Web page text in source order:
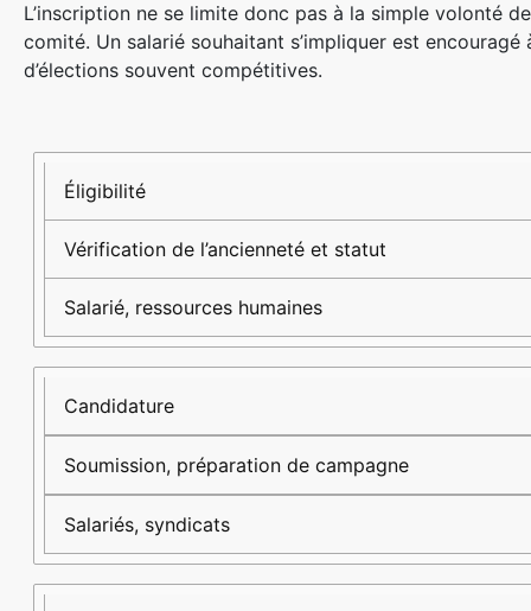
L’inscription ne se limite donc pas à la simple volonté
comité. Un salarié souhaitant s’impliquer est
d’élections souvent compétitives.
Étape
Description
Acteurs
clés
Éligibilité
Vérification de l’ancienneté et statut
Salarié, ressources humaines
Candidature
Soumission, préparation de campagne
Salariés, syndicats